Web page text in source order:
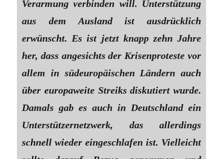
Verarmung verbinden will. Unterstützung
aus dem Ausland ist ausdrücklich
erwünscht. Es ist jetzt knapp zehn Jahre
her, dass angesichts der Krisenproteste vor
allem in südeuropäischen Ländern auch
über europaweite Streiks diskutiert wurde.
Damals gab es auch in Deutschland ein
Unterstützernetzwerk, das allerdings
schnell wieder eingeschlafen ist. Vielleicht